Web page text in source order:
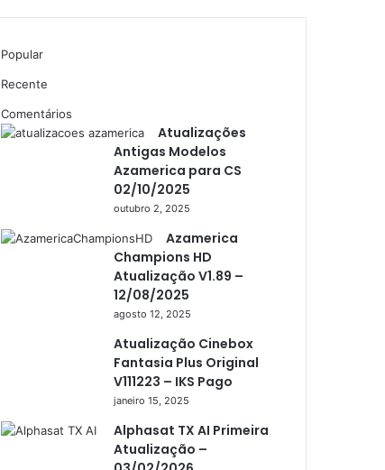
Americabox S105 Plus
Americabox S205
Americabox S205 Plus
Americabox S305 Plus
Atacado Games
Athomics
Athomics Eon
Athomics i3
Athomics i3 Bold
Athomics Inspire Qi
Athomics inspire Qi Compact
Athomics Inspire Qi Lite
Popular
Recente
Comentários
Atualizações
Antigas Modelos
Azamerica para CS
02/10/2025
outubro 2, 2025
Azamerica
Champions HD
Atualização V1.89 –
12/08/2025
agosto 12, 2025
Atualização Cinebox
Fantasia Plus Original
V111223 – IKS Pago
janeiro 15, 2025
Alphasat TX AI Primeira
Atualização –